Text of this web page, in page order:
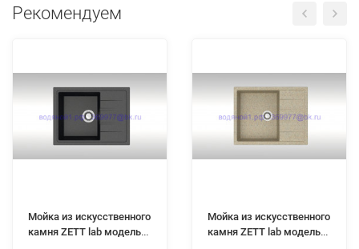
Рекомендуем
Мойка из искусственного
камня ZETT lab модель
Мойка из искусственного
камня ZETT lab модель